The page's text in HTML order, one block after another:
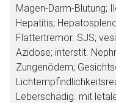
Magen-Darm-Blutung;
Hepatitis;
Flattertremor. SJS;
Azidose; interstit.
Zungenödem;
Leberschädig. mit